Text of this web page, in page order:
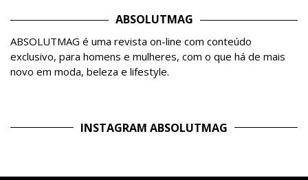
ABSOLUTMAG
ABSOLUTMAG é uma revista on-line com conteúdo
exclusivo, para homens e mulheres, com o que há de mais
novo em moda, beleza e lifestyle.
INSTAGRAM ABSOLUTMAG